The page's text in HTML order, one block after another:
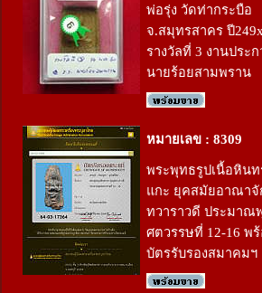
พ่อรุ่ง วัดท่ากระบือ
จ.สมุทรสาคร ปี
รางวัลที่ 3 งานประก
นายร้อยสามพราน
หมายเลข : 8309
พระพุทธรูปเนื้อหินท
แกะ ยุคสมัยอาณาจั
ทวาราวดี ประมาณ
ศตวรรษที่ 12-16 พ
บัตรรับรองสมาคมฯ